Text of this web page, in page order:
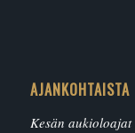
AJANKOHTAISTA
Kesän aukioloajat